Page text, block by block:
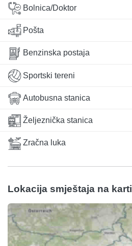
Bolnica/Doktor
Pošta
Benzinska postaja
Sportski tereni
Autobusna stanica
Željeznička stanica
Zračna luka
Lokacija smještaja na karti